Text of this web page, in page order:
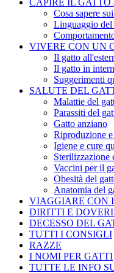
CAPIRE IL GATTO
Cosa sapere
Linguaggio del
VIVERE CON UN
Il gatto
Il gatto in
Suggerimenti
SALUTE DEL
Malattie del
Parassiti del
Gatto anziano
Riproduzione
Igiene e cure
Sterilizzazione
Vaccini per il
Obesità del
Anatomia del
VIAGGIARE CON
DIRITTI E
DECESSO DEL
TUTTI I CONSIGLI
RAZZE
I NOMI PER GATTI
TUTTE LE INFO